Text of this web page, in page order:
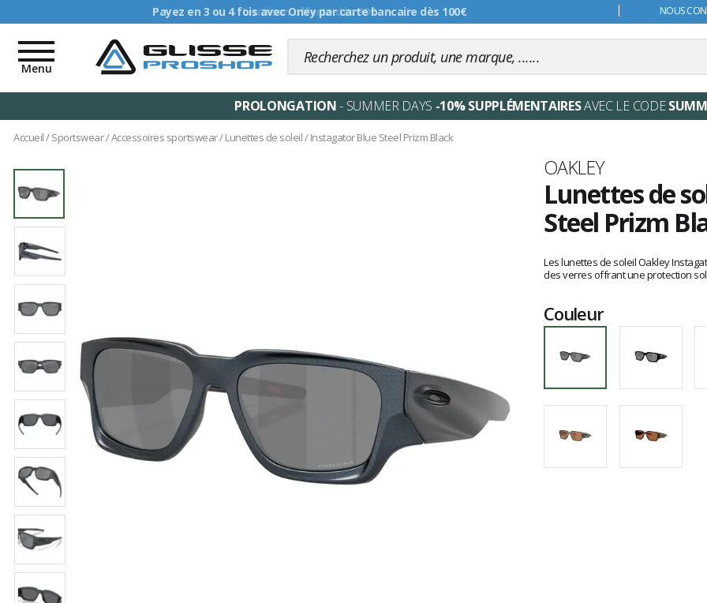
Livraison offerte dès 99€ NOUS
Toggle
navigation
Menu
PROLONGATION- SUMMER DAYS -10% SUPPLÉMENTAIRESAVEC LE CODE
Accueil/Sportswear/Accessoires sportswear/Lunettes de soleil/Instagator Blue Steel Prizm Black
Marque
OAKLEY
Lunettes de
Steel Prizm
avis
clients
Les lunettes de soleil Oakley
des verres offrant une protection
Couleur